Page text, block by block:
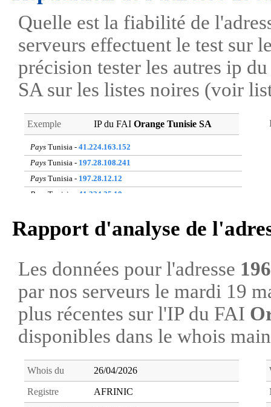
Quelle est la fiabilité de
serveurs effectuent le test sur
précision tester les autres ip
SA sur les listes noires (voir
Exemple IP du FAI Orange Tunisie SA
Pays Tunisia - 41.224.163.152
Pays Tunisia - 197.28.108.241
Pays Tunisia - 197.28.12.12
Pays Tunisia -
41.224.35.10
PaysTunisia -41.224.163.210
Pays
Tunisia -
Pays
Tunisia -213.150.173.250
Pays Tunisia - 160.158.31.44
Rapport d'analyse de
Les données pour l'adresse
par nos serveurs le mardi 19
plus récentes sur l'IP du FAI
disponibles dans le whois
Whois du 26/04/2026
Registre AFRINIC